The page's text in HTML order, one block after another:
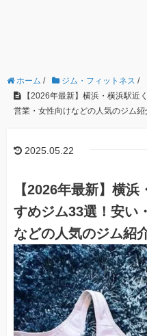
ホーム / ジム・フィットネス /
【2026年最新】横浜・横浜駅近
営業・女性向けなどの人気のジム紹
2025.05.22
【2026年最新】横
すめジム33選！安い
などの人気のジム紹